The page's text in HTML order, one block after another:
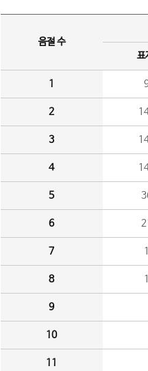
음절 수
표
1
2
3
4
5
6
7
8
9
10
11